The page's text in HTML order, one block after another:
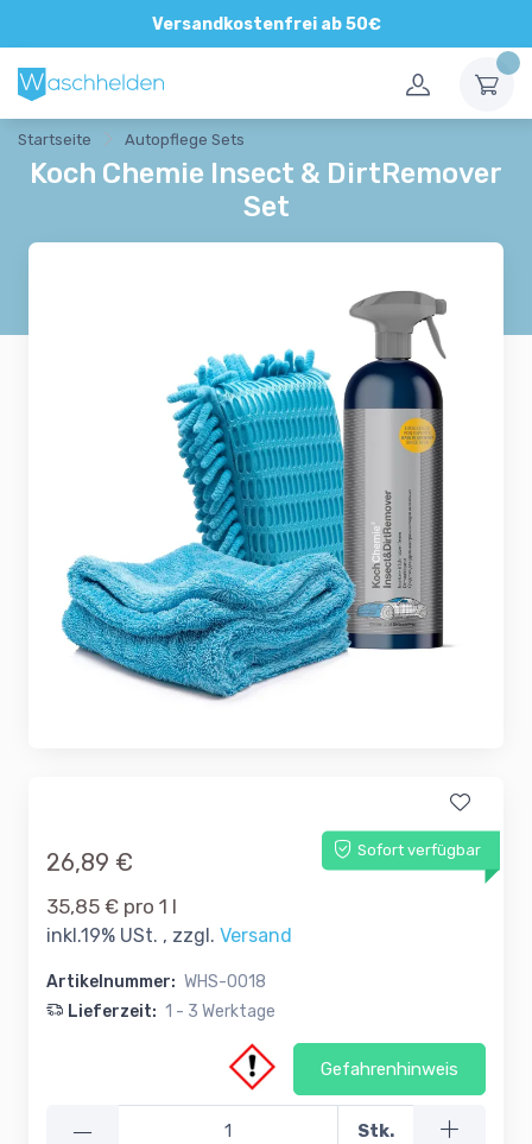
Versandkostenfrei ab 50€
Direkte und persönliche Beratung
Startseite Autopflege Sets
Koch Chemie Insect & DirtRemover
Set
Sofort verfügbar
26,89 €
35,85 € pro 1 l
inkl.19% USt. , zzgl. Versand
Artikelnummer: WHS-0018
Lieferzeit: 1 - 3 Werktage
Gefahrenhinweis
— Stk.